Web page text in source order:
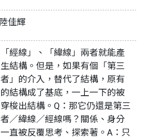
陸佳輝
「經線」、「緯線」兩者就能產
生結構。但是，如果有個「第三
者」的介入，替代了結構，原有
的結構成了基底，一上一下的被
穿梭出結構。Q：那它仍還是第三
者∕緯線∕經線嗎？關係、身分
一直被反覆思考、探索著。A：只